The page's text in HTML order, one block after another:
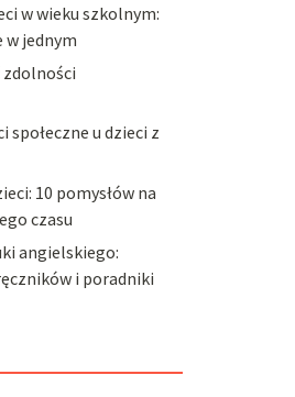
w wieku szkolnym:
w jednym
u dzieci z
10 pomysłów na
czasu
angielskiego:
i poradniki